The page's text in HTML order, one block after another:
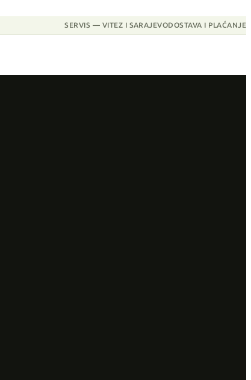
SERVIS — VITEZ I SARAJEVODOSTAVA I PLAĆANJE